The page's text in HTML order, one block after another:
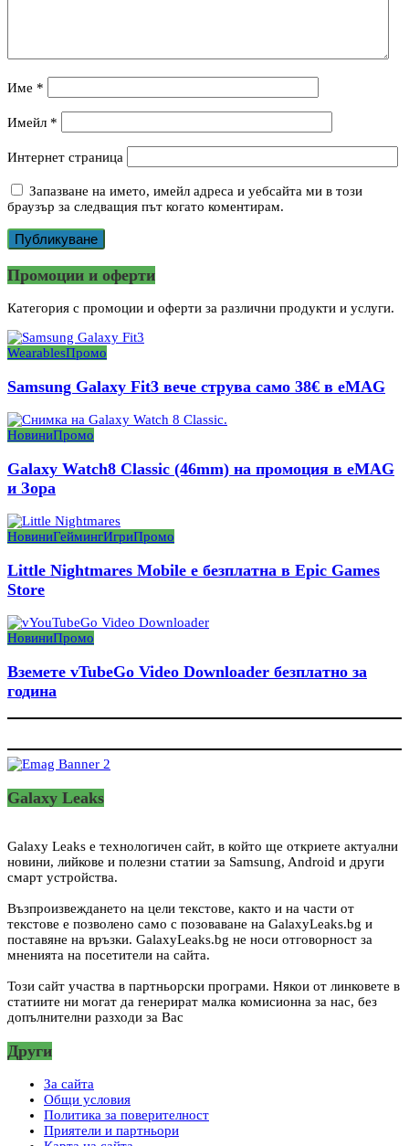
Име *
Имейл *
Интернет страница
Запазване на името, имейл адреса и уебсайта ми в този
браузър за следващия път когато коментирам.
Промоции и оферти
Категория с промоции и оферти за различни продукти и услуги.
WearablesПромо
Samsung Galaxy Fit3 вече струва само 38€ в eMAG
НовиниПромо
Galaxy Watch8 Classic (46mm) на промоция в eMAG
и Зора
НовиниГеймингИгриПромо
Little Nightmares Mobile е безплатна в Epic Games
Store
НовиниПромо
Вземете vTubeGo Video Downloader безплатно за
година
Galaxy Leaks
Galaxy Leaks е технологичен сайт, в който ще откриете актуални
новини, лийкове и полезни статии за Samsung, Android и други
смарт устройства.
Възпроизвеждането на цели текстове, както и на части от
текстове е позволено само с позоваване на GalaxyLeaks.bg и
поставяне на връзки. GalaxyLeaks.bg не носи отговорност за
мненията на посетители на сайта.
Този сайт участва в партньорски програми. Някои от линковете в
статиите ни могат да генерират малка комисионна за нас, без
допълнителни разходи за Вас
Други
За сайта
Общи условия
Политика за поверителност
Приятели и партньори